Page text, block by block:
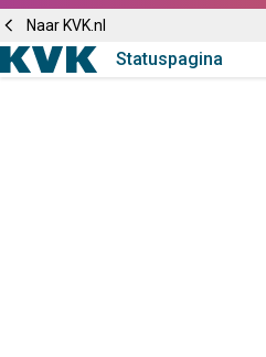
Naar KVK.nl
Statuspagina